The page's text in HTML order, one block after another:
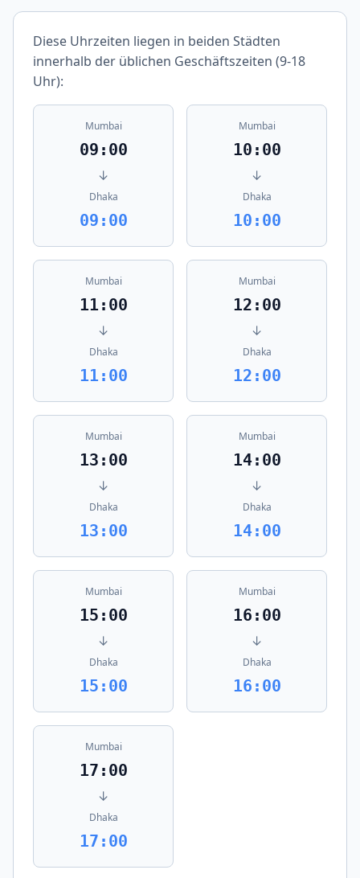
Diese Uhrzeiten liegen in beiden Städten
innerhalb der üblichen Geschäftszeiten (9-18
Uhr):
Mumbai
09:00
↓
Dhaka
09:00
Mumbai
10:00
↓
Dhaka
10:00
Mumbai
11:00
↓
Dhaka
11:00
Mumbai
12:00
↓
Dhaka
12:00
Mumbai
13:00
↓
Dhaka
13:00
Mumbai
14:00
↓
Dhaka
14:00
Mumbai
15:00
↓
Dhaka
15:00
Mumbai
16:00
↓
Dhaka
16:00
Mumbai
17:00
↓
Dhaka
17:00